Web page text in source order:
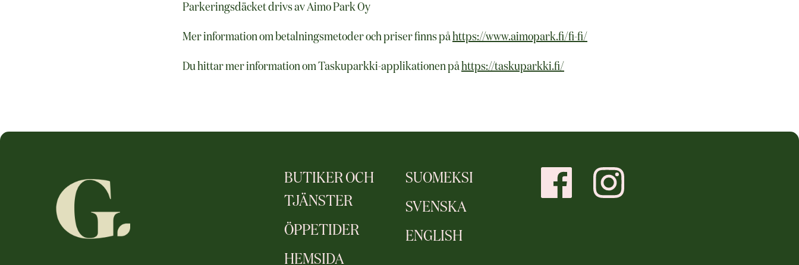
Parkeringsdäcket drivs av Aimo Park Oy
Mer information om betalningsmetoder och priser finns på https://www.aimopark.fi/fi-fi/
Du hittar mer information om Taskuparkki-applikationen på https://taskuparkki.fi/
BUTIKER OCH
TJÄNSTER
ÖPPETIDER
HEMSIDA
SUOMEKSI
SVENSKA
ENGLISH